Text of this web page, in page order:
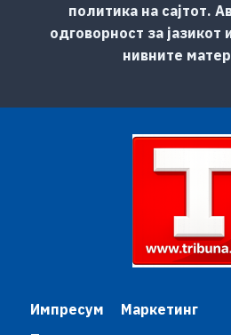
политика на сајтот.
одговорност за
нивните
Импресум
Маркетинг